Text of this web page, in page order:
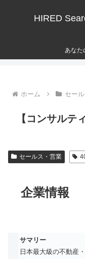
HIRED
あなた
ホーム セー
【コンサルテ
セールス・営業
企業情報
サマリー
日本最大級の不動産